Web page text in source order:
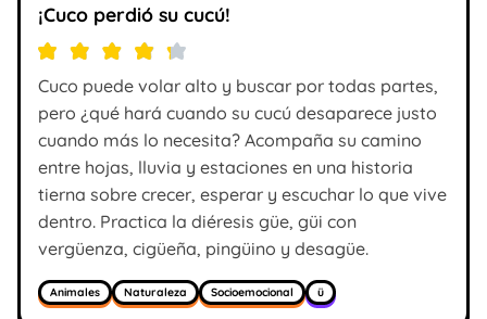
¡Cuco perdió su cucú!
Cuco puede volar alto y buscar por todas partes,
pero ¿qué hará cuando su cucú desaparece justo
cuando más lo necesita? Acompaña su camino
entre hojas, lluvia y estaciones en una historia
tierna sobre crecer, esperar y escuchar lo que vive
dentro. Practica la diéresis güe, güi con
vergüenza, cigüeña, pingüino y desagüe.
Animales Naturaleza Socioemocional ü